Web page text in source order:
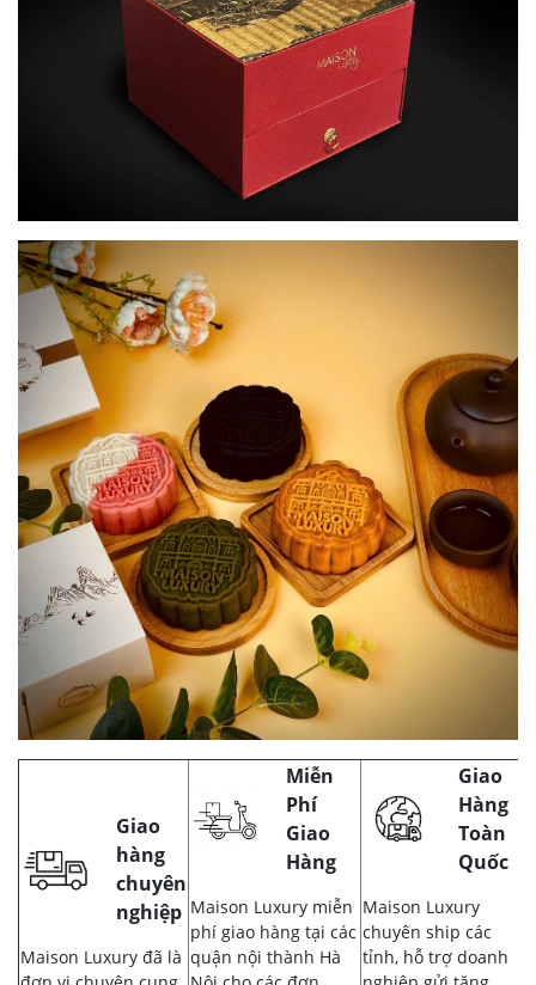
Giao
hàng
chuyên
nghiệp
Maison Luxury đã là
Miễn
Phí
Giao
Hàng
Maison Luxury miễn
phí giao hàng tại các
quận nội thành Hà
Giao
Hàng
Toàn
Quốc
Maison Luxury
chuyên ship các
tỉnh, hỗ trợ doanh